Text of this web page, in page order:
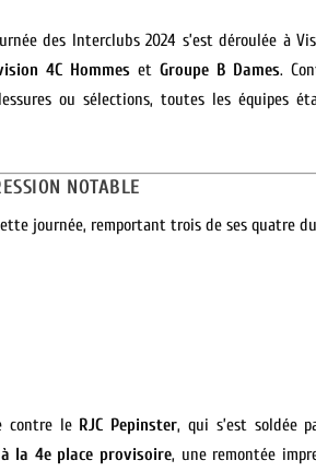
des Interclubs 2024 s’est déroulée à
4C Hommes etGroupe B Dames.
ou sélections, toutes les équipes
NOTABLE
journée, remportant trois de ses quatre
contre le RJC Pepinster, qui s’est soldée
la 4e place provisoire, une remontée